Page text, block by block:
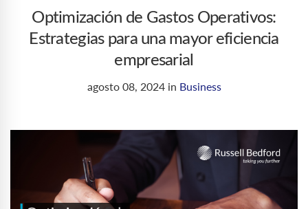
Optimización de Gastos Operativos:
Estrategias para una mayor eficiencia
empresarial
agosto 08, 2024in Business